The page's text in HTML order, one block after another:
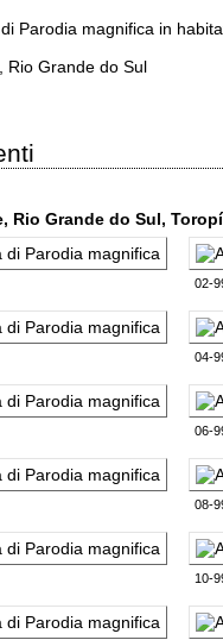
Rio Grande do Sul
Rio Grande do Sul,
02-
04-
06-
08-
10-